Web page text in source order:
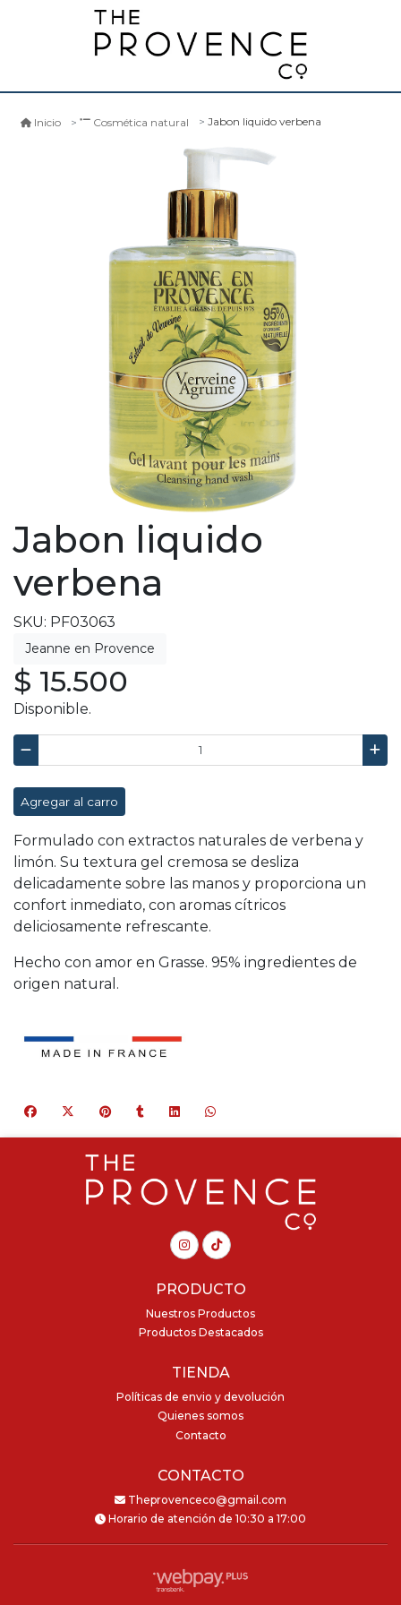
Inicio Cosmética natural Jabon liquido verbena
Jabon liquido
verbena
SKU: PF03063
$ 15.500
Disponible.
Agregar al carro
Formulado con extractos naturales de verbena y
limón. Su textura gel cremosa se desliza
delicadamente sobre las manos y proporciona un
confort inmediato, con aromas cítricos
deliciosamente refrescante.
Hecho con amor en Grasse. 95% ingredientes de
origen natural.
PRODUCTO
Nuestros Productos
Productos Destacados
TIENDA
Políticas de envio y devolución
Quienes somos
Contacto
CONTACTO
Theprovenceco@gmail.com
Horario de atención de 10:30 a 17:00